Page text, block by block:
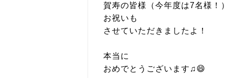
賀寿の皆様（今年度は7名様！
お祝いも
させていただきましたよ！
本当に
おめでとうございます♫😄